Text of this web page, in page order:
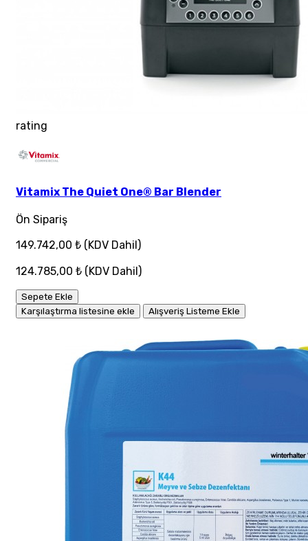
rating
Vitamix The Quiet One® Bar Blender
Ön Sipariş
149.742,00 ₺ (KDV Dahil)
124.785,00 ₺ (KDV Dahil)
Sepete Ekle
Karşılaştırma listesine ekle
Alışveriş Listeme Ekle